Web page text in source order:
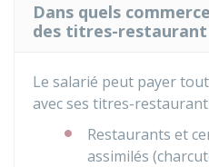
Dans quels
des titres-restaurant
Le salarié peut payer
avec ses titres-
Restaurants et
assimilés